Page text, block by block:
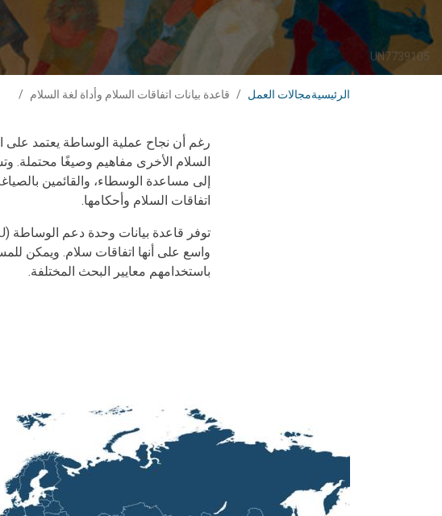
UN7739105
الرئيسيةمجالات العمل قاعدة بيانات اتفاقات السلام وأداة لغة السلام
رغم أن نجاح عملية الوساطة يعتمد على
السلام الأخرى مفاهيم وصيغًا محتملة.
إلى مساعدة الوسطاء، والقائمين
اتفاقات السلام وأحكامها.
واسع على أنها اتفاقات سلام. ويمكن
باستخدامهم معايير البحث المختلفة.